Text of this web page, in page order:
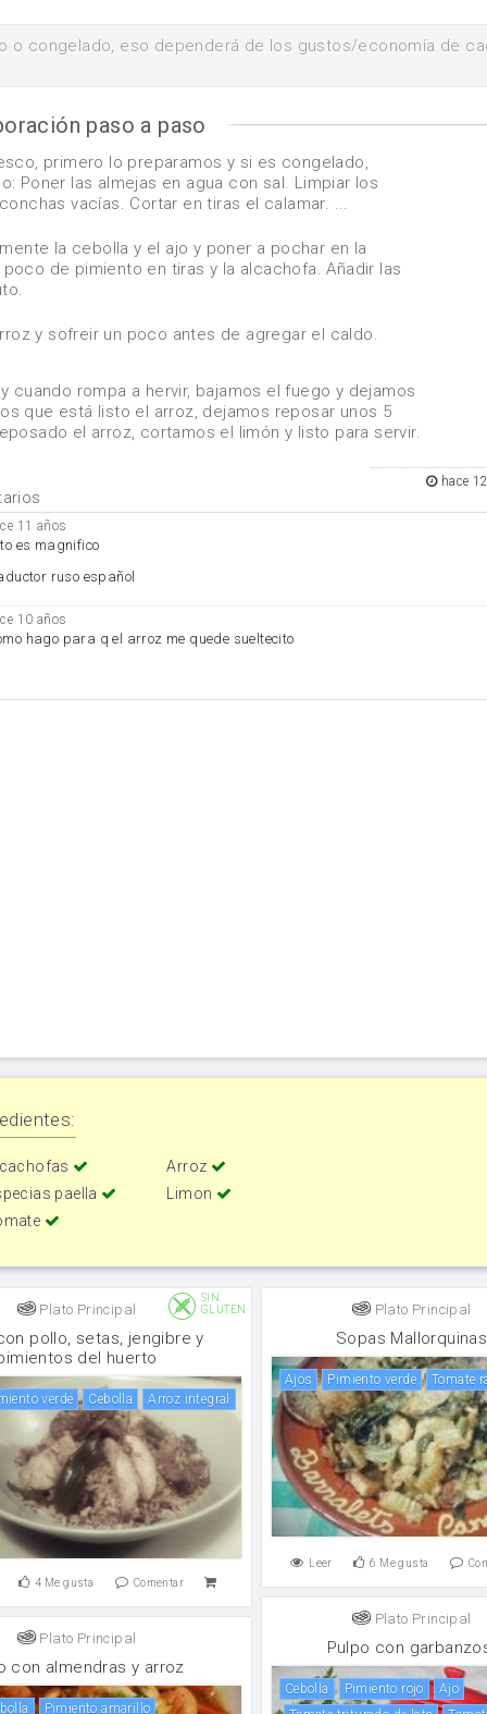
o congelado, eso dependerá de los gustos/economía de
paso a paso
primero lo preparamos y si es congelado,
Poner las almejas en agua con sal. Limpiar los
vacías. Cortar en tiras el calamar. ...
la cebolla y el ajo y poner a pochar en la
de pimiento en tiras y la alcachofa. Añadir las
y sofreir un poco antes de agregar el caldo.
cuando rompa a hervir, bajamos el fuego y dejamos
que está listo el arroz, dejamos reposar unos 5
el arroz, cortamos el limón y listo para servir.
hace
11 años
es magnifico
ruso español
10 años
hago para q el arroz me quede sueltecito
Arroz
paella
Limon
Plato Principal
SIN
GLUTEN
pollo, setas, jengibre y
del huerto
verde cebolla Arroz integral
4 Me gusta Comentar
Plato Principal
Sopas Mallorquinas
Ajos pimiento verde tomate
Leer 6 Me gusta
Plato Principal
Pulpo con
cebolla pimiento rojo
ajo
Plato Principal
con almendras y arroz
Pimiento amarillo